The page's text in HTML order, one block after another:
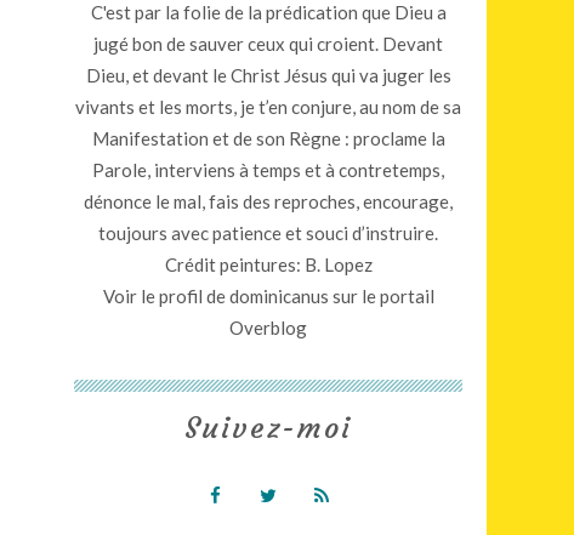
C'est par la folie de la prédication que Dieu a
jugé bon de sauver ceux qui croient. Devant
Dieu, et devant le Christ Jésus qui va juger les
vivants et les morts, je t’en conjure, au nom de sa
Manifestation et de son Règne : proclame la
Parole, interviens à temps et à contretemps,
dénonce le mal, fais des reproches, encourage,
toujours avec patience et souci d’instruire.
Crédit peintures: B. Lopez
Voir le profil dedominicanus sur le portail
Overblog
Suivez-moi